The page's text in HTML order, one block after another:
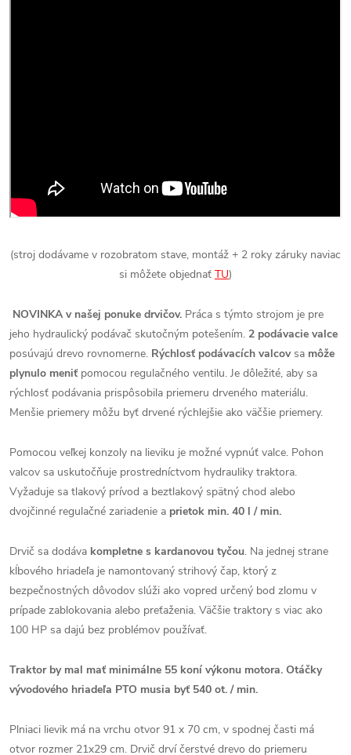
(stroj dodávame v rozobratom stave, montáž + 2 roky záruky naviac
si môžete objednať TU)
NOVINKA v našej ponuke drvičov. Práca s týmto strojom je pre
jeho hydraulický podávač skutočným potešením. 2 podávacie valce
posúvajú drevo rovnomerne. Rýchlosť podávacích valcovsa môže
plynulo meniť pomocou regulačného ventilu. Je dôležité, aby sa
rýchlosť podávania prispôsobila priemeru drveného materiálu.
Menšie priemery môžu byť drvené rýchlejšie ako väčšie priemery.
Pomocou veľkej konzoly na lieviku je možné vypnúť valce. Pohon
valcov sa uskutočňuje prostredníctvom hydrauliky traktora.
Vyžaduje sa tlakový prívod a beztlakový spätný chod alebo
dvojčinné regulačné zariadenie a prietok min. 40 l / min.
Drvič sa dodáva kompletne s kardanovou tyčou. Na jednej strane
kĺbového hriadeľa je namontovaný strihový čap, ktorý z
bezpečnostných dôvodov slúži ako vopred určený bod zlomu v
prípade zablokovania alebo preťaženia. Väčšie traktory s viac ako
100 HP sa dajú bez problémov používať.
Traktor by mal mať minimálne 55 koní výkonu motora. Otáčky
vývodového hriadeľa PTO musia byť 540 ot. / min.
Plniaci lievik má na vrchu otvor 91 x 70 cm, v spodnej časti má
otvor rozmer 21x29 cm. Drvič drví čerstvé drevo do priemeru